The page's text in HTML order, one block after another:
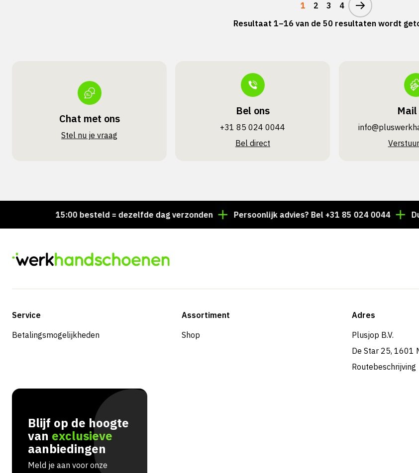
1 2 3
4
Resultaat 1–16 van de 50 resultaten wordt
Chat met ons
Stel nu je vraag
Bel ons
+31 85 024 0044
Bel direct
Voor 15:00 besteld = dezelfde dag verzonden Persoonlijk advies? Bel +31 85 024 0044
Service
Betalingsmogelijkheden
Assortiment
Shop
Adres
Plusjop B.V.
De Star 25, 1601
Routebeschrijving
Blijf op de hoogte
van exclusieve
aanbiedingen
Meld je aan voor onze